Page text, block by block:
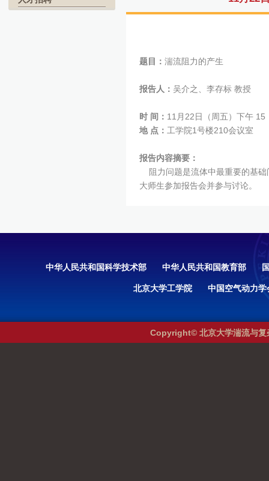
题目： 湍流阻力的产生
报告人： 吴介之、李存标 教授
时 间： 11月22日（周五）下午 15
地 点： 工学院1号楼210会议室
报告内容摘要：
阻力问题是流体中最重要的基础
大师生参加报告会并参与讨论。
中华人民共和国科学技术部 中华人民共和国教育部
北京大学工学院 中国空气动力学
Copyright© 北京大学湍流与